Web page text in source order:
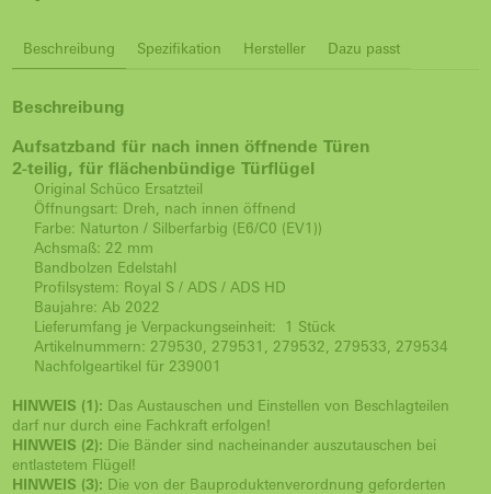
Beschreibung Spezifikation Hersteller Dazu passt
Beschreibung
Aufsatzband für nach innen öffnende Türen
2-teilig, für flächenbündige Türflügel
Original Schüco Ersatzteil
Öffnungsart: Dreh, nach innen öffnend
Farbe: Naturton / Silberfarbig (E6/C0 (EV1))
Achsmaß: 22 mm
Bandbolzen Edelstahl
Profilsystem: Royal S / ADS / ADS HD
Baujahre: Ab 2022
Lieferumfang je Verpackungseinheit: 1 Stück
Artikelnummern: 279530, 279531, 279532, 279533, 279534
Nachfolgeartikel für 239001
HINWEIS (1): Das Austauschen und Einstellen von Beschlagteilen
darf nur durch eine Fachkraft erfolgen!
HINWEIS (2): Die Bänder sind nacheinander auszutauschen bei
entlastetem Flügel!
HINWEIS (3): Die von der Bauproduktenverordnung geforderten